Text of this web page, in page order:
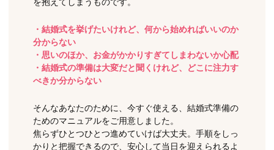
を抱えてしまうものです。
・結婚式を挙げたいけれど、何から始めればいいのか
分からない
・思いのほか、お金がかかりすぎてしまわないか心配
・結婚式の準備は大変だと聞くけれど、どこに注力す
べきか分からない
そんなあなたのために、今すぐ使える、結婚式準備の
ためのマニュアルをご用意しました。
焦らずひとつひとつ進めていけば大丈夫。手順をしっ
かりと把握できるので、安心して当日を迎えられるよ